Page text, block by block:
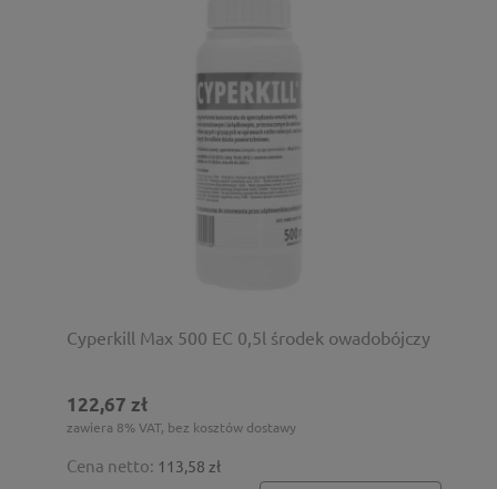
Cyperkill Max 500 EC 0,5l środek owadobójczy
122,67 zł
zawiera 8% VAT, bez kosztów dostawy
Cena netto: 113,58 zł